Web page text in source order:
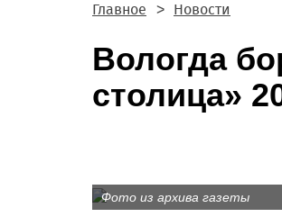
Главное Новости
Вологда
столица»
Фото из архива газеты